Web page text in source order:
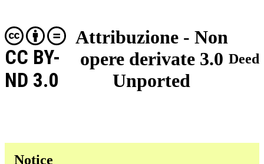
Attribuzione - Non
opere derivate 3.0
Unported
CC BY-
ND 3.0
Deed
Notice